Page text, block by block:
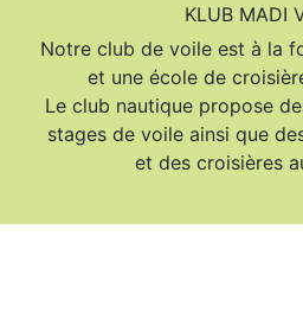
KLUB MADI
Notre club de voile est à la
et une école de
Le club nautique propose
stages de voile ainsi que
et des croisières